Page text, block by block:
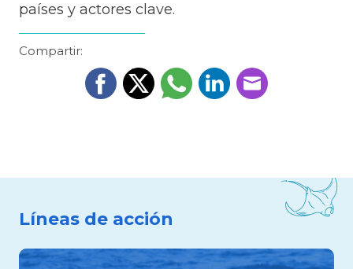
países y actores clave.
Compartir:
Líneas de acción